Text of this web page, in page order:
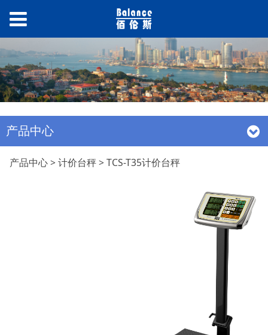
产品中心
TCS-T35计价台秤
产品中心>计价台秤>TCS-T35计价台秤